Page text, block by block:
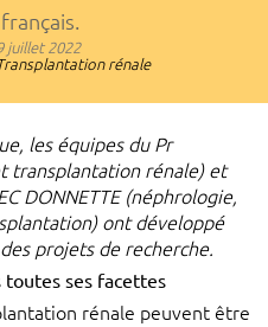
juillet 2022
rénale
les équipes du Pr
transplantation rénale) et
DONNETTE (néphrologie,
ont développé
projets de recherche.
toutes ses facettes
rénale peuvent être